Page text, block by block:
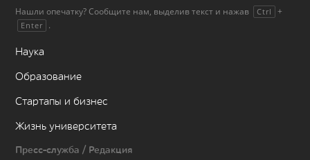
Нашли опечатку? Сообщите нам, выделив текст и нажав Ctrl +
Enter .
Наука
Образование
Стартапы и бизнес
Жизнь университета
Пресс-служба / Редакция